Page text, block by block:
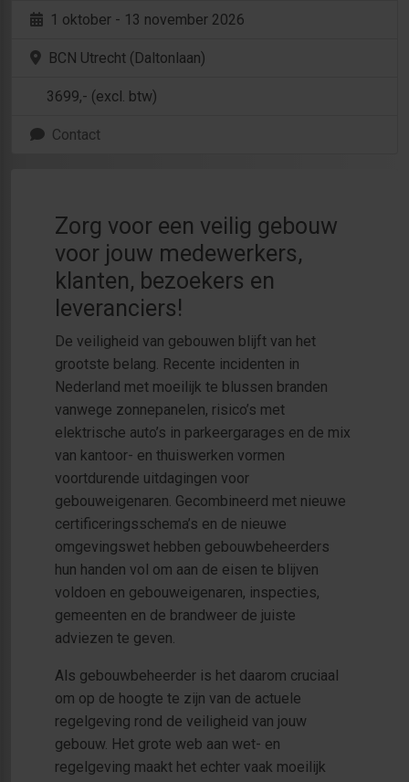
1 oktober - 13 november 2026
BCN Utrecht (Daltonlaan)
3699,- (excl. btw)
Contact
Zorg voor een veilig gebouw
voor jouw medewerkers,
klanten, bezoekers en
leveranciers!
De veiligheid van gebouwen blijft van het
grootste belang. Recente incidenten in
Nederland met moeilijk te blussen branden
vanwege zonnepanelen, risico’s met
elektrische auto’s in parkeergarages en de mix
van kantoor- en thuiswerken vormen
voortdurende uitdagingen voor
gebouweigenaren. Gecombineerd met nieuwe
certificeringsschema’s en de nieuwe
omgevingswet hebben gebouwbeheerders
hun handen vol om aan de eisen te blijven
voldoen en gebouweigenaren, inspecties,
gemeenten en de brandweer de juiste
adviezen te geven.
Als gebouwbeheerder is het daarom cruciaal
om op de hoogte te zijn van de actuele
regelgeving rond de veiligheid van jouw
gebouw. Het grote web aan wet- en
regelgeving maakt het echter vaak moeilijk